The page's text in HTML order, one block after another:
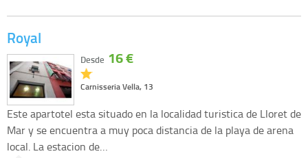
Royal
Carnisseria Vella, 13
Desde 16 €
Este apartotel esta situado en la localidad turistica de Lloret de
Mar y se encuentra a muy poca distancia de la playa de arena
local. La estacion de…